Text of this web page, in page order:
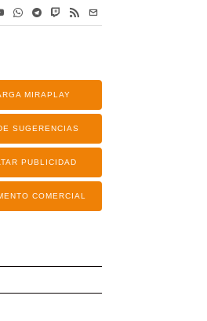
MIRAPLAY
SUGERENCIAS
PUBLICIDAD
COMERCIAL